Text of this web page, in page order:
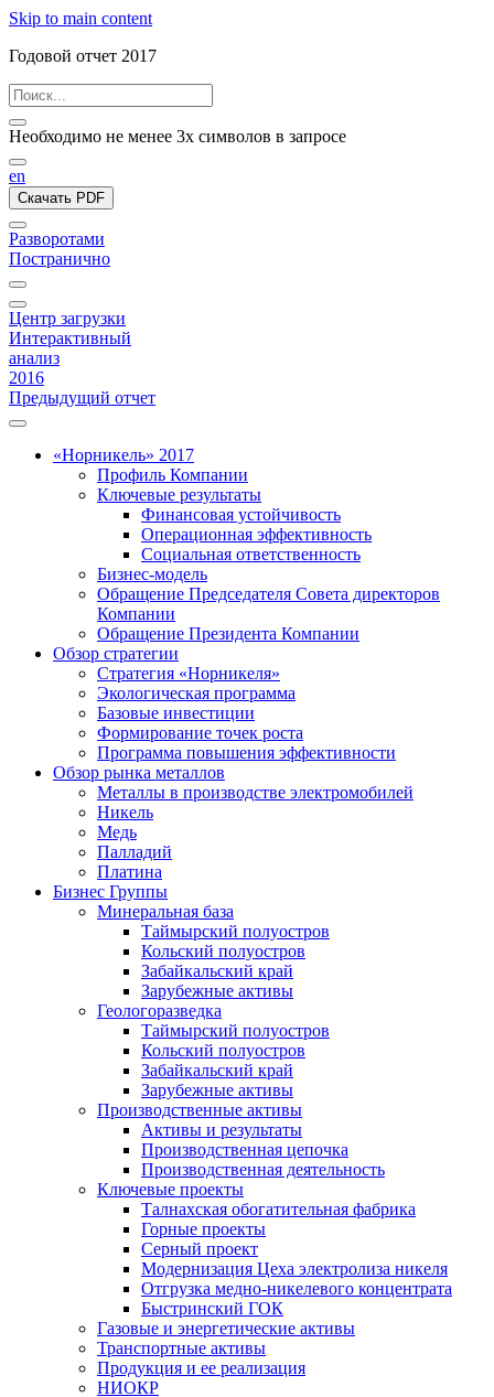
Skip to main content
Годовой отчет 2017
Необходимо не менее 3х символов в запросе
en
Скачать PDF
Разворотами
Постранично
Центр загрузки
Интерактивный
анализ
2016
Предыдущий отчет
«Норникель» 2017
Профиль Компании
Ключевые результаты
Финансовая устойчивость
Операционная эффективность
Социальная ответственность
Бизнес-модель
Обращение Председателя Совета директоров
Компании
Обращение Президента Компании
Обзор стратегии
Стратегия «Норникеля»
Экологическая программа
Базовые инвестиции
Формирование точек роста
Программа повышения эффективности
Обзор рынка металлов
Металлы в производстве электромобилей
Никель
Медь
Палладий
Платина
Бизнес Группы
Минеральная база
Таймырский полуостров
Кольский полуостров
Забайкальский край
Зарубежные активы
Геологоразведка
Таймырский полуостров
Кольский полуостров
Забайкальский край
Зарубежные активы
Производственные активы
Активы и результаты
Производственная цепочка
Производственная деятельность
Ключевые проекты
Талнахская обогатительная фабрика
Горные проекты
Серный проект
Модернизация Цеха электролиза никеля
Отгрузка медно-никелевого концентрата
Быстринский ГОК
Газовые и энергетические активы
Транспортные активы
Продукция и ее реализация
НИОКР